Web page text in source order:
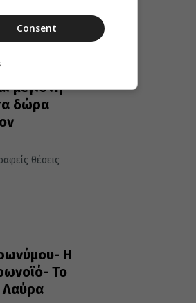
μεγίστη
δώρα
θέσεις
Η
Το
Λαύρα
Consent